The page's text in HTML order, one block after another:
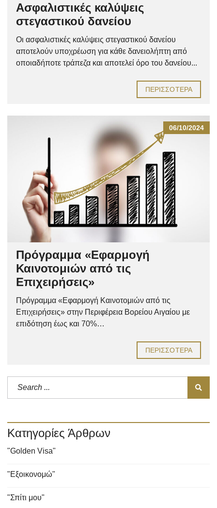
Ασφαλιστικές καλύψεις
στεγαστικού δανείου
Οι ασφαλιστικές καλύψεις στεγαστικού δανείου
αποτελούν υποχρέωση για κάθε δανειολήπτη από
οποιαδήποτε τράπεζα και αποτελεί όρο του δανείου...
ΠΕΡΙΣΣΌΤΕΡΑ
06/10/2024
Πρόγραμμα «Εφαρμογή
Καινοτομιών από τις
Επιχειρήσεις»
Πρόγραμμα «Εφαρμογή Καινοτομιών από τις
Επιχειρήσεις» στην Περιφέρεια Βορείου Αιγαίου με
επιδότηση έως και 70%…
ΠΕΡΙΣΣΌΤΕΡΑ
Κατηγορίες Άρθρων
"Golden Visa"
"Εξοικονομώ"
"Σπίτι μου"